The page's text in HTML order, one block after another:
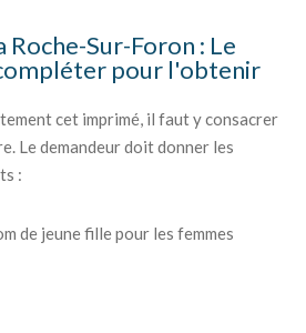
Roche-Sur-Foron : Le
pour l'obtenir
cet imprimé, il faut y consacrer
Le demandeur doit donner les
:
de jeune fille pour les femmes